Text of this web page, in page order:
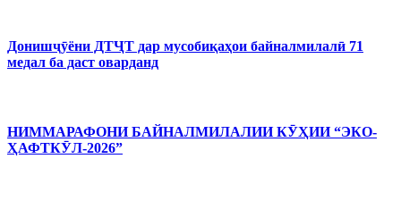
Донишҷӯёни ДТҶТ дар мусобиқаҳои байналмилалӣ 71
медал ба даст оварданд
НИММАРАФОНИ БАЙНАЛМИЛАЛИИ КӮҲИИ “ЭКО-
ҲАФТКӮЛ-2026”